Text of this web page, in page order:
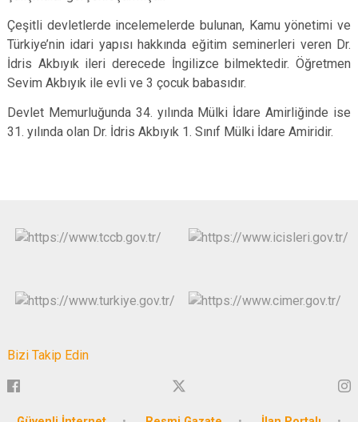
Çeşitli devletlerde incelemelerde bulunan, Kamu yönetimi ve
Türkiye’nin idari yapısı hakkında eğitim seminerleri veren Dr.
İdris Akbıyık ileri derecede İngilizce bilmektedir. Öğretmen
Sevim Akbıyık ile evli ve 3 çocuk babasıdır.
Devlet Memurluğunda 34. yılında Mülki İdare Amirliğinde ise
31. yılında olan Dr. İdris Akbıyık 1. Sınıf Mülki İdare Amiridir.
Bizi Takip Edin